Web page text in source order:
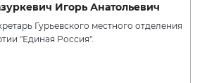
Игорь Анатольевич
Гурьевского местного отделения
"Единая Россия".